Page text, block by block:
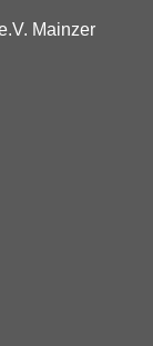
Mainzer